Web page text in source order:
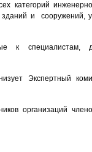
категорий
зданий и
к специалистам,
Экспертный
организаций